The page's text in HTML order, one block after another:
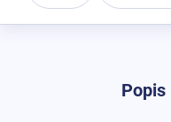
Popis